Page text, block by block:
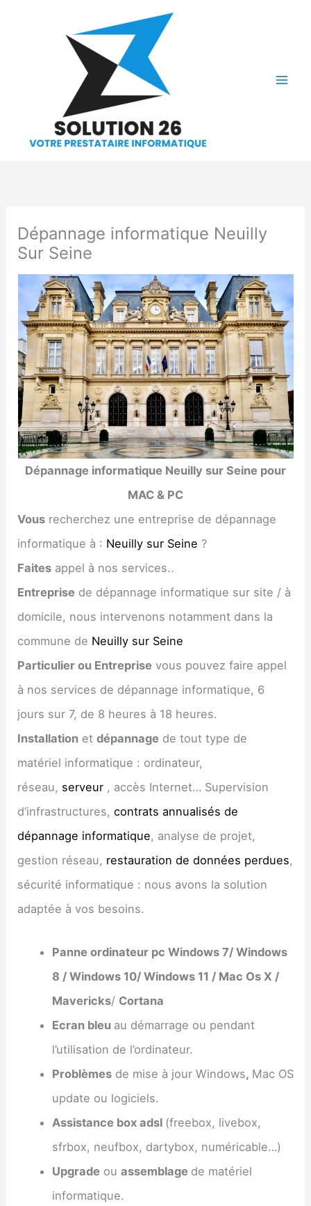
Dépannage informatique Neuilly
Sur Seine
Dépannage informatique Neuilly sur Seine pour
MAC & PC
Vous recherchez une entreprise de dépannage
informatique à : Neuilly sur Seine ?
Faites appel à nos services..
Entreprise de dépannage informatique sur site / à
domicile, nous intervenons notamment dans la
commune de Neuilly sur Seine
Particulier ou Entreprise vous pouvez faire appel
à nos services de dépannage informatique, 6
jours sur 7, de 8 heures à 18 heures.
Installation etdépannage de tout type de
matériel informatique : ordinateur,
réseau, serveur , accès Internet… Supervision
d’infrastructures, contrats annualisés de
dépannage informatique, analyse de projet,
gestion réseau, restauration de données perdues,
sécurité informatique : nous avons la solution
adaptée à vos besoins.
Panne ordinateur pc Windows 7/ Windows
8 / Windows 10/ Windows 11 / Mac Os X /
Mavericks/ Cortana
Ecran bleu au démarrage ou pendant
l’utilisation de l’ordinateur.
Problèmesde mise à jour Windows, Mac OS
update ou logiciels.
Assistance box adsl (freebox, livebox,
sfrbox, neufbox, dartybox, numéricable…)
Upgrade ou assemblage de matériel
informatique.